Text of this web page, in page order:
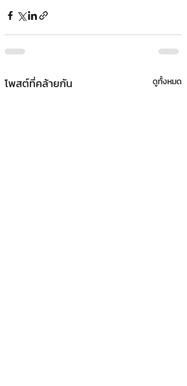
โพสต์ที่คล้ายกัน ดูทั้งหมด